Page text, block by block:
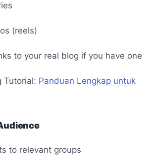
(reels)
to your real blog if you have one
Tutorial: Panduan Lengkap untuk
to relevant groups